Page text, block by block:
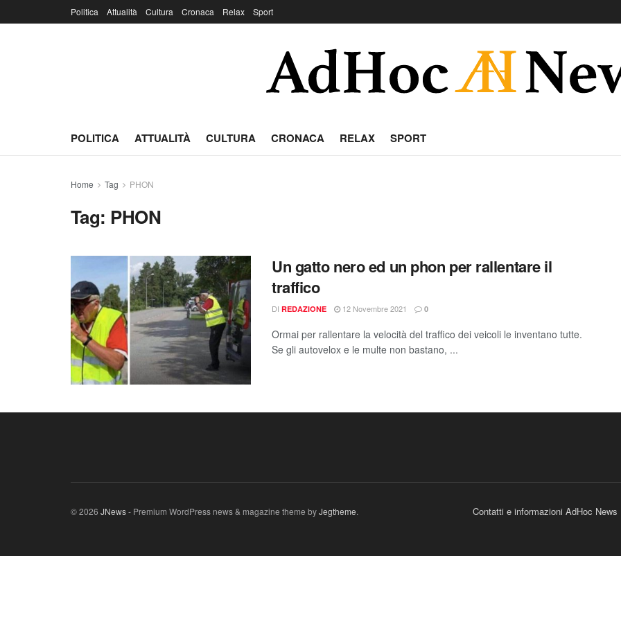
Politica Attualità Cultura Cronaca Relax Sport
POLITICA ATTUALITÀ CULTURA CRONACA RELAX SPORT
Home Tag PHON
Tag: PHON
Un gatto nero ed un phon per rallentare il
traffico
DI REDAZIONE 12 Novembre 2021 0
Ormai per rallentare la velocità del traffico dei veicoli le inventano tutte.
Se gli autovelox e le multe non bastano, ...
Contatti e informazioni AdHoc News
© 2026 JNews- Premium WordPress news & magazine theme byJegtheme.